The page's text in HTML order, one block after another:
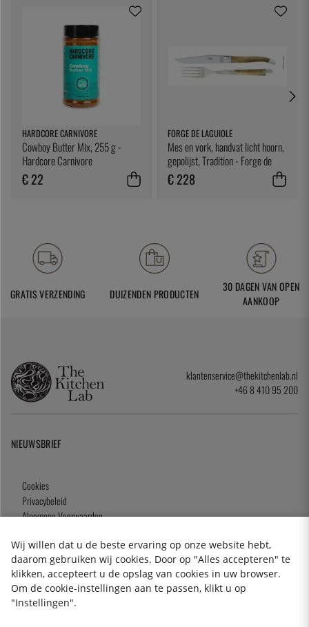
HARDCORE CARNIVORE
Cowboy Butter Mix, 255 g -
Hardcore Carnivore
€ 22
FORGE DE LAGUIOLE
Mes en vork, handvat licht hoorn,
gepolijst, Tradition - Forge de
Laguiole
€ 228
GRATIS VERZENDING DUIZENDEN PRODUCTEN
30 DAGEN VAN OPEN
AANKOOP
klantenservice@thekitchenlab.nl
+46 8 410 95 200
NIEUWSBRIEF
Cookies
Privacybeleid
Algemene Voorwaarden
2026 KitchenLab AB
Wij willen dat u de beste ervaring op onze website hebt,
daarom gebruiken wij cookies. Door op "Alles accepteren" te
klikken, accepteert u de opslag van cookies in uw browser.
Om de cookie-instellingen aan te passen, klikt u op
"Instellingen".